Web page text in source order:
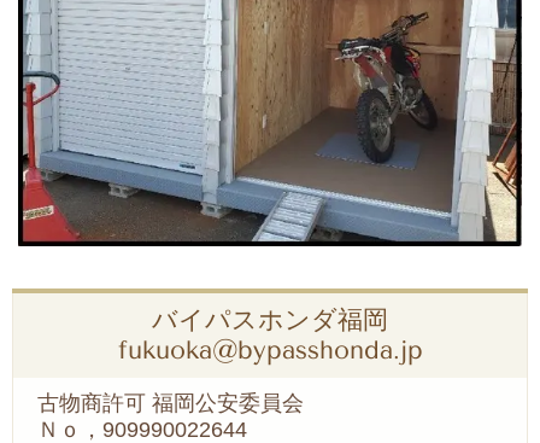
バイパスホンダ福岡
fukuoka@bypasshonda.jp
古物商許可 福岡公安委員会
Ｎｏ，909990022644